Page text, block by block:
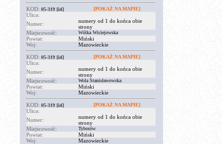
KOD: 05-319 [id] [POKAŻ NA MAPIE]
Ulica:
Numer:
numery od 1 do końca obie
strony
Miejscowość:
Wólka Wiciejowska
Powiat:
Miński
Woj:
Mazowieckie
KOD: 05-319 [id] [POKAŻ NA MAPIE]
Ulica:
Numer:
numery od 1 do końca obie
strony
Miejscowość:
Wola Stanisławowska
Powiat:
Miński
Woj:
Mazowieckie
KOD: 05-319 [id] [POKAŻ NA MAPIE]
Ulica:
Numer:
numery od 1 do końca obie
strony
Miejscowość:
Tyborów
Powiat:
Miński
Woj:
Mazowieckie